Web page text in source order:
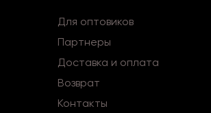
Для оптовиков
Партнеры
Доставка и оплата
Возврат
Контакты